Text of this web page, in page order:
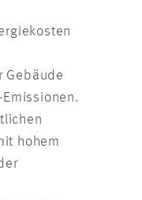
Gebäude
-Emissionen.
hohem